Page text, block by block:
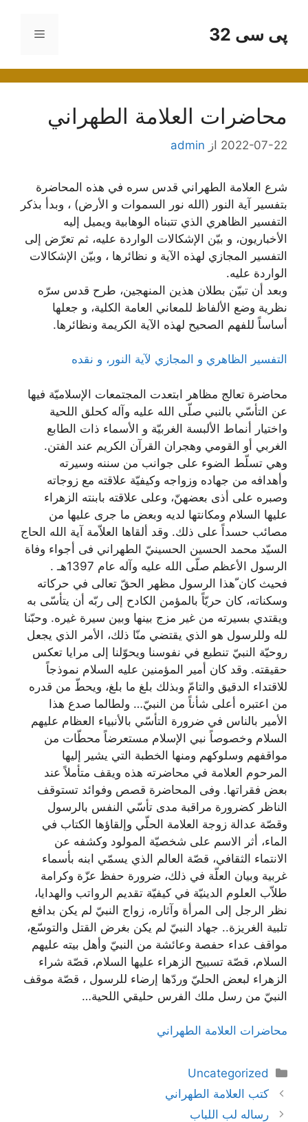
محتواپی سی 32 فهرست
محاضرات العلامة الطهراني
2022-07-22 از admin
شرع العلامة الطهراني قدس سره في هذه المحاضرة
بتفسير آية النور (الله نور السموات و الأرض) ، وبدأ بذكر
التفسير الظاهري الذي تتبناه الوهابية ويميل إليه
الأخباريون، و بيّن الإشكالات الواردة عليه، ثم تعرّض إلى
التفسير المجازي لهذه الآية و نظائرها ، وبيّن الإشكالات
الواردة عليه.
وبعد أن تبيّن بطلان هذين المنهجين، طرح قدس سرّه
نظرية وضع الألفاظ للمعاني العامة الكلية، و جعلها
أساساً للفهم الصحيح لهذه الآية الكريمة ونظائرها.
التفسير الظاهري و المجازي لآية النور، و نقده
محاضرة تعالج مظاهر ابتعدت المجتمعات الإسلاميّة فيها
عن التأسّي بالنبي صلّى الله عليه وآله كحلق اللحية
واختيار أنماط الألبسة الغربيّة و الأسماء ذات الطابع
الغربي أو القومي وهجران القرآن الكريم عند الفتن.
وهي تسلّط الضوء على جوانب من سننه وسيرته
وأهدافه من جهاده وزواجه وكيفيّة علاقته مع زوجاته
وصبره على أذى بعضهنّ، وعلى علاقته بابنته الزهراء
عليها السلام ومكانتها لديه وبعض ما جرى عليها من
مصائب حسداً على ذلك. وقد ألقاها العلاّمة آية الله الحاج
السيّد محمد الحسين الحسينيّ الطهراني فی أجواء وفاة
الرسول الأعظم صلّى الله عليه وآله عام 1397هـ .
فحيث كان ّهذا الرسول مظهر الحقّ تعالى في حركاته
وسكناته، كان حريّاً بالمؤمن الكادح إلى ربّه أن يتأسّى به
ويقتدي بسيرته من غير مزج بينها وبين سيرة غيره. وحبّنا
لله وللرسول هو الذي يقتضي منّا ذلك، الأمر الذي يجعل
روحيّة النبيّ تنطبع في نفوسنا ويحوّلنا إلى مرايا تعكس
حقيقته. وقد كان أمير المؤمنين عليه السلام نموذجاً
للاقتداء الدقيق والتامّ وبذلك بلغ ما بلغ، ويحطّ من قدره
من اعتبره أعلى شأناً من النبيّ… ولطالما صدع هذا
الأمير بالناس في ضرورة التأسّي بالأنبياء العظام عليهم
السلام وخصوصاً نبي الإسلام مستعرضاً محطّات من
مواقفهم وسلوكهم ومنها الخطبة التي يشير إليها
المرحوم العلامة في محاضرته هذه ويقف متأملاً عند
بعض فقراتها. وفی المحاضرة قصص وفوائد تستوقف
الناظر كضرورة مراقبة مدى تأسّي النفس بالرسول
وقصّة عدالة زوجة العلامة الحلّي وإلقاؤها الكتاب في
الماء، أثر الاسم على شخصيّة المولود وكشفه عن
الانتماء الثقافي، قصّة العالم الذي يسمّي ابنه بأسماء
غربية وبيان العلّة في ذلك، ضرورة حفظ عزّة وكرامة
طلاّب العلوم الدينيّة في كيفيّة تقديم الرواتب والهدايا،
نظر الرجل إلى المرأة وآثاره، زواج النبيّ لم يكن بدافع
تلبية الغريزة.. جهاد النبيّ لم يكن بغرض القتل والتوسّع،
مواقف عداء حفصة وعائشة من النبيّ وأهل بيته عليهم
السلام، قصّة تسبيح الزهراء عليها السلام، قصّة شراء
الزهراء لبعض الحليّ وردّها إرضاء للرسول ، قصّة موقف
النبيّ من رسل ملك الفرس حليقي اللحية…
محاضرات العلامة الطهراني
دسته‌ها
Uncategorized
ناوبری
نوشته‌ها
كتب العلامة الطهراني
رساله لب اللباب